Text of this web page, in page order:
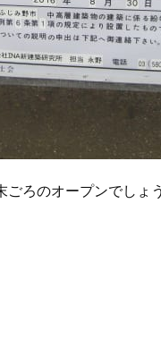
ろのオープンでしょ